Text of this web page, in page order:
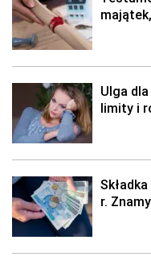
Ulga
limity i
r.